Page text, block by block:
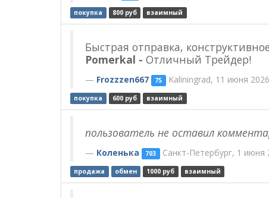
покупка 800 руб взаимный
Быстрая отправка,
Pomerkal - Отличный Трейдер!
Frozzzen667 75 Kaliningrad, 11 июня 2026
покупка 600 руб взаимный
пользователь не оставил
Коленька 703 Санкт-Петербург, 1 июня
продажа обмен 1000 руб взаимный